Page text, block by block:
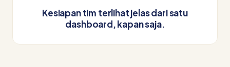
Kesiapan tim terlihat jelas dari satu
dashboard, kapan saja.